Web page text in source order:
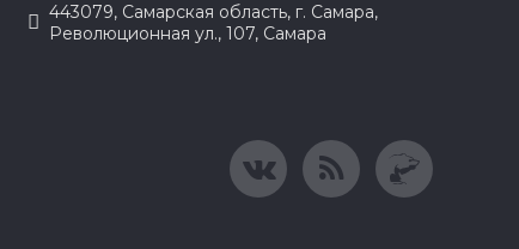
443079, Самарская область, г. Самара,
Революционная ул., 107, Самара